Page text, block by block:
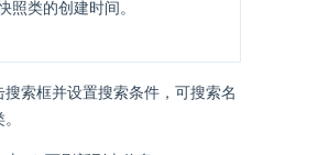
照类的创建时间。
索框并设置搜索条件，可搜索名